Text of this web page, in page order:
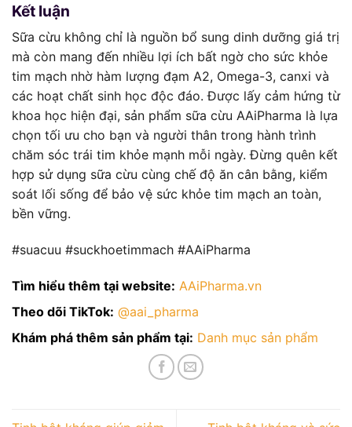
Kết luận
Sữa cừu không chỉ là nguồn bổ sung dinh dưỡng giá trị
mà còn mang đến nhiều lợi ích bất ngờ cho sức khỏe
tim mạch nhờ hàm lượng đạm A2, Omega-3, canxi và
các hoạt chất sinh học độc đáo. Được lấy cảm hứng từ
khoa học hiện đại, sản phẩm sữa cừu AAiPharma là lựa
chọn tối ưu cho bạn và người thân trong hành trình
chăm sóc trái tim khỏe mạnh mỗi ngày. Đừng quên kết
hợp sử dụng sữa cừu cùng chế độ ăn cân bằng, kiểm
soát lối sống để bảo vệ sức khỏe tim mạch an toàn,
bền vững.
#suacuu #suckhoetimmach #AAiPharma
Tìm hiểu thêm tại website: AAiPharma.vn
Theo dõi TikTok: @aai_pharma
Khám phá thêm sản phẩm tại: Danh mục sản phẩm